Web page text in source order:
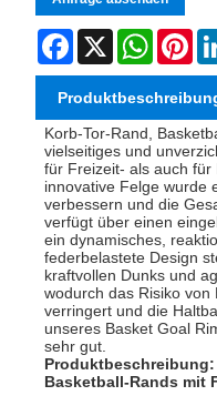
Facebook
X WhatsApp
Korb-Tor-Rand,
vielseitiges und
für Freizeit- als auch für
innovative Felge wurde
verbessern und die
verfügt über einen
ein dynamisches,
federbelastete Design
kraftvollen Dunks und
wodurch das Risiko von
verringert und die
unseres Basket Goal
sehr gut.
Basketball-Rands mit